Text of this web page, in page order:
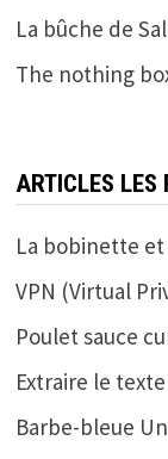
La bûche de
The nothing
ARTICLES LES
La bobinette
VPN (Virtual
Poulet sauce
Extraire le
Barbe-bleue